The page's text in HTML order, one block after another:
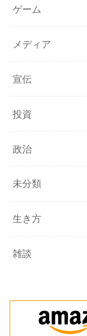
ゲーム
メディア
宣伝
投資
政治
未分類
生き方
雑談